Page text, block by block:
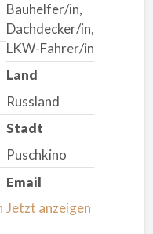
Bauhelfer/in,
Dachdecker/in,
LKW-Fahrer/in
Land
Russland
Stadt
Puschkino
Email
Jetzt anzeigen